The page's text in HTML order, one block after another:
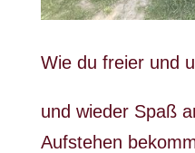
Wie du freier und
und wieder Spaß
Aufstehen